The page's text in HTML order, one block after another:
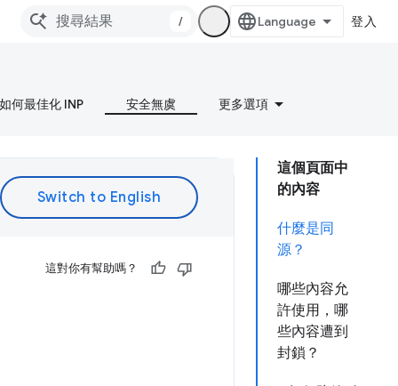
/ 登入
如何最佳化 INP 安全無虞 更多選項
這個頁面中
的內容
什麼是同
源？
哪些內容允
許使用，哪
些內容遭到
封鎖？
這對你有幫助嗎？